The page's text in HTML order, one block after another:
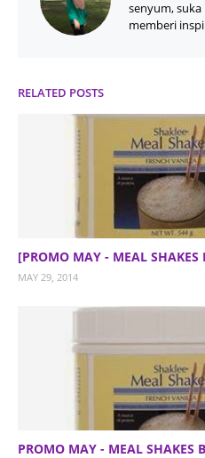
senyum, suka
memberi
RELATED POSTS
[PROMO MAY - MEAL SHAKES
MAY 29, 2014
PROMO MAY - MEAL SHAKES